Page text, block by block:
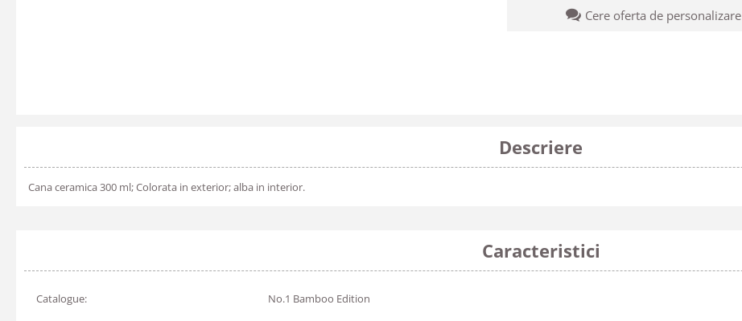
Cere oferta de personalizare
Descriere
Cana ceramica 300 ml; Colorata in exterior; alba in interior.
Caracteristici
Catalogue: No.1 Bamboo Edition